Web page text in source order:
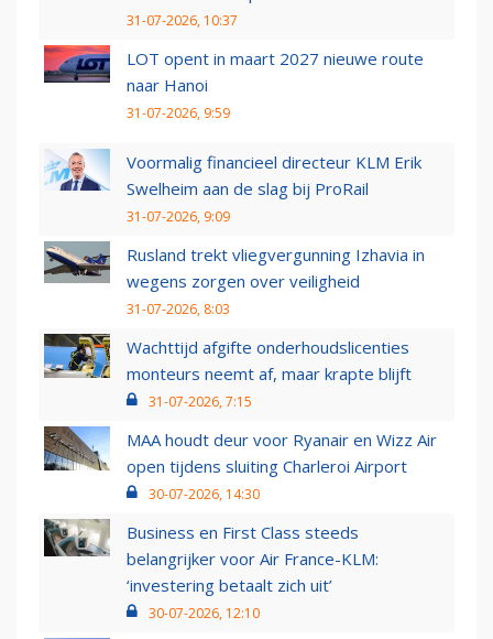
31-07-2026, 10:37
LOT opent in maart 2027 nieuwe route
naar Hanoi
31-07-2026, 9:59
Voormalig financieel directeur KLM Erik
Swelheim aan de slag bij ProRail
31-07-2026, 9:09
Rusland trekt vliegvergunning Izhavia in
wegens zorgen over veiligheid
31-07-2026, 8:03
Wachttijd afgifte onderhoudslicenties
monteurs neemt af, maar krapte blijft
31-07-2026, 7:15
MAA houdt deur voor Ryanair en Wizz Air
open tijdens sluiting Charleroi Airport
30-07-2026, 14:30
Business en First Class steeds
belangrijker voor Air France-KLM:
‘investering betaalt zich uit’
30-07-2026, 12:10